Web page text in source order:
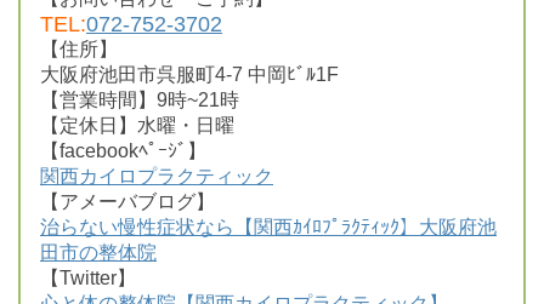
TEL:072-752-3702
【住所】
大阪府池田市呉服町4-7 中岡ﾋﾞﾙ1F
【営業時間】9時~21時
【定休日】水曜・日曜
【facebookﾍﾟｰｼﾞ】
関西カイロプラクティック
【アメーバブログ】
治らない慢性症状なら【関西ｶｲﾛﾌﾟﾗｸﾃｨｯｸ】大阪府池
田市の整体院
【Twitter】